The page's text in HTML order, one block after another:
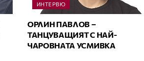
ИНТЕРВЮ
ОРЛИН ПАВЛОВ –
ТАНЦУВАЩИЯТ С НАЙ-
ЧАРОВНАТА УСМИВКА